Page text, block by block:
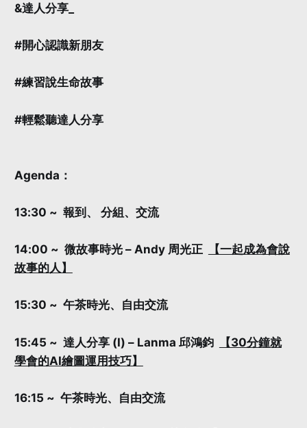
&達人分享_
#開心認識新朋友
#練習說生命故事
#輕鬆聽達人分享
Agenda：
13:30 ~ 報到、 分組、交流
14:00 ~ 微故事時光 – Andy 周光正
【一起成為會說
故事的人】
15:30 ~ 午茶時光、自由交流
15:45 ~ 達人分享 (I) – Lanma 邱鴻鈞
【30分鐘就
學會的AI繪圖運用技巧】
16:15 ~ 午茶時光、自由交流